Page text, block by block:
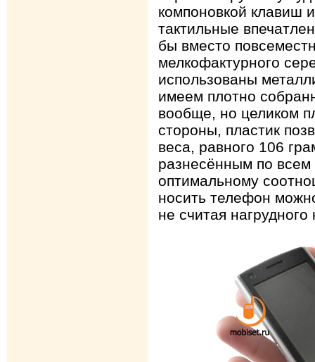
компоновкой клавиш
тактильные
бы вместо
мелкофактурного
использованы
имеем плотно
вообще, но целиком
стороны, пластик
веса, равного 106
разнесённым по всем
оптимальному
носить телефон
не считая